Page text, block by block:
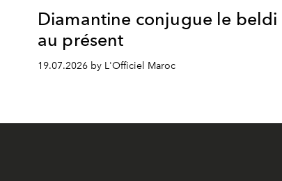
Diamantine conjugue le beldi
au présent
19.07.2026 by L'Officiel Maroc